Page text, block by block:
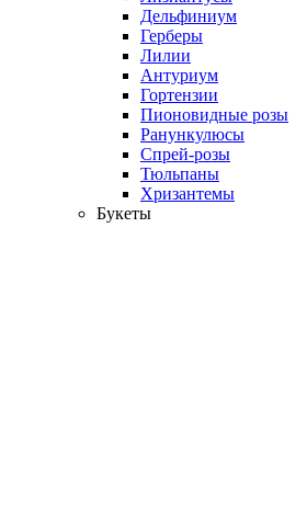
Дельфиниум
Герберы
Лилии
Антуриум
Гортензии
Пионовидные розы
Ранункулюсы
Спрей-розы
Тюльпаны
Хризантемы
Букеты